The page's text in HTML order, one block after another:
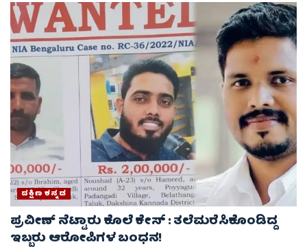
ದಕ್ಷಿಣ ಕನ್ನಡ
ಪ್ರವೀಣ್ ನೆಟ್ಟಾರು ಕೊಲೆ ಕೇಸ್‌ : ತಲೆಮರೆಸಿಕೊಂಡಿದ್ದ
ಇಬ್ಬರು ಆರೋಪಿಗಳ ಬಂಧನ!